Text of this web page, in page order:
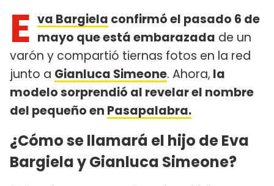
E va Bargiela confirmó el pasado 6 de
mayo que está embarazada de un
varón y compartió tiernas fotos en la red
junto a Gianluca Simeone. Ahora, la
modelo sorprendió al revelar el nombre
del pequeño en Pasapalabra.
¿Cómo se llamará el hijo de Eva
Bargiela y Gianluca Simeone?